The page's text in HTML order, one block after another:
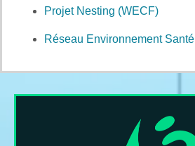
Projet Nesting (WECF)
Réseau Environnement Santé